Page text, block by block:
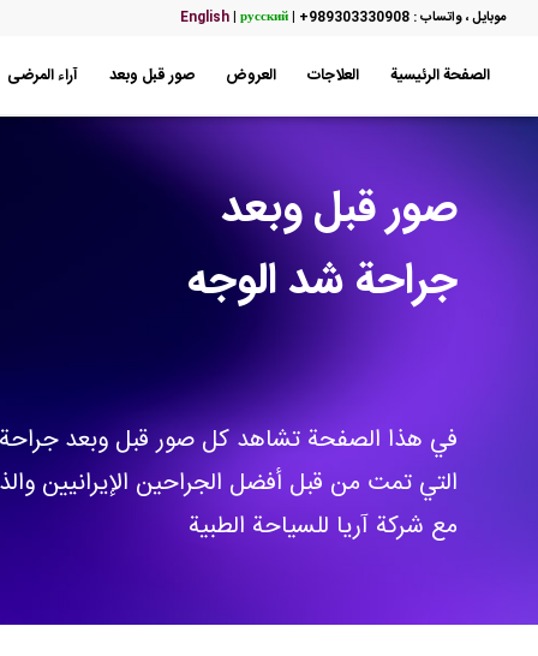
موبایل ، واتساب : 989303330908+ |
English|русский
الصفحة الرئيسية العلاجات العروض صور قبل وبعد آراء المرضى
صور قبل وبعد
جراحة شد الوجه
في هذا الصفحة تشاهد كل صور قبل وبعد
التي تمت من قبل أفضل الجراحين الإيرانيين
مع شركة آريا للسياحة الطبية